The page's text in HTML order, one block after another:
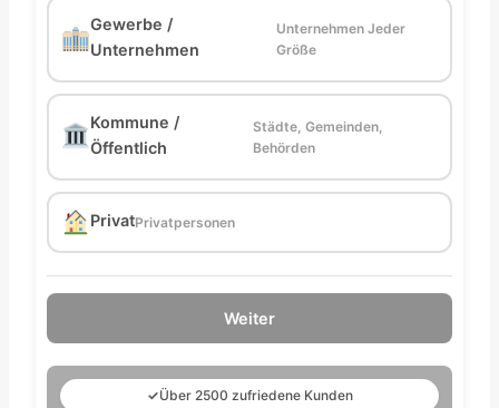
Gewerbe /
Unternehmen
Unternehmen Jeder
Größe
Kommune /
Öffentlich
Städte, Gemeinden,
Behörden
PrivatPrivatpersonen
Weiter
✓Über 2500 zufriedene Kunden